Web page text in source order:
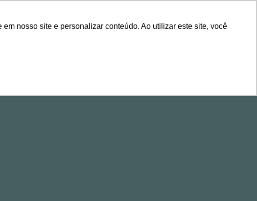
nosso site e personalizar conteúdo. Ao utilizar este site, você